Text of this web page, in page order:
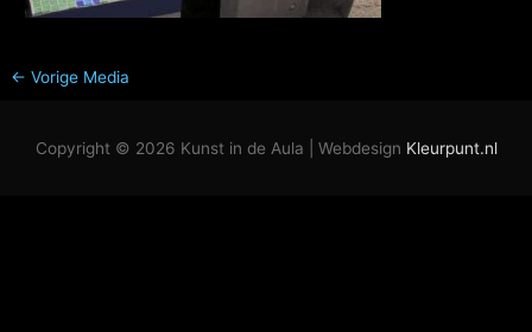
← Vorige Media
Copyright © 2026 Kunst in de Aula | Webdesign Kleurpunt.nl